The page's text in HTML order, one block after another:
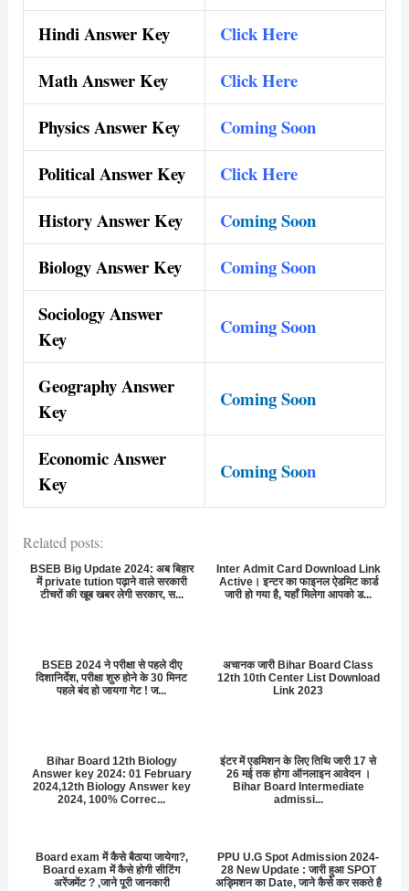
Hindi Answer Key
Click Here
Math Answer Key
Click Here
Physics Answer Key
Coming Soon
Political Answer Key
Click Here
History Answer Key
Coming Soon
Biology Answer Key
Coming Soon
Sociology Answer
Key
Coming Soon
Geography Answer
Key
ComingSoon
Economic Answer
Key
Coming Soon
Related posts:
BSEB Big Update 2024: अब बिहार
में private tution पढ़ाने वाले सरकारी
टीचरों की खूब खबर लेगी सरकार, स...
Inter Admit Card Download Link
Active। इन्टर का फाइनल ऐडमिट कार्ड
जारी हो गया है, यहाँ मिलेगा आपको ड...
BSEB 2024 ने परीक्षा से पहले दीए
दिशानिर्देश, परीक्षा शुरु होने के 30 मिनट
पहले बंद हो जायगा गेट ! ज...
अचानक जारी Bihar Board Class
12th 10th Center List Download
Link 2023
Bihar Board 12th Biology
Answer key 2024: 01 February
2024,12th Biology Answer key
2024, 100% Correc...
इंटर में एडमिशन के लिए तिथि जारी 17 से
26 मई तक होगा ऑनलाइन आवेदन ।
Bihar Board Intermediate
admissi...
Board exam में कैसे बैठाया जायेगा?,
Board exam में कैसे होगी सीटिंग
अरेंजमेंट ? ,जाने पूरी जानकारी
PPU U.G Spot Admission 2024-
28 New Update : जारी हुआ SPOT
अड्मिशन का Date, जाने कैसे कर सकते है